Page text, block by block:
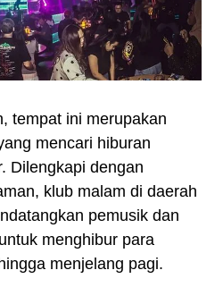
tempat ini merupakan
mencari hiburan
Dilengkapi dengan
klub malam di daerah
pemusik dan
menghibur para
menjelang pagi.